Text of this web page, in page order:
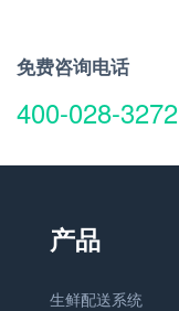
免费咨询电话
400-028-3272
生鲜配送系统